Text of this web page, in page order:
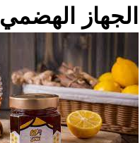
الجهاز الهضمي